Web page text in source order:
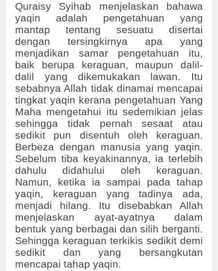
Quraisy Syihab menjelaskan bahawa
yaqin adalah pengetahuan yang
mantap tentang sesuatu disertai
dengan tersingkirnya apa yang
menjadikan samar pengetahuan itu,
baik berupa keraguan, maupun dalil-
dalil yang dikemukakan lawan. Itu
sebabnya Allah tidak dinamai mencapai
tingkat yaqin kerana pengetahuan Yang
Maha mengetahui itu sedemikian jelas
sehingga tidak pernah sesaat atau
sedikit pun disentuh oleh keraguan.
Berbeza dengan manusia yang yaqin.
Sebelum tiba keyakinannya, ia terlebih
dahulu didahului oleh keraguan.
Namun, ketika ia sampai pada tahap
yaqin, keraguan yang tadinya ada,
menjadi hilang. Itu disebabkan Allah
menjelaskan ayat-ayatnya dalam
bentuk yang berbagai dan silih berganti.
Sehingga keraguan terkikis sedikit demi
sedikit dan yang bersangkutan
mencapai tahap yaqin.